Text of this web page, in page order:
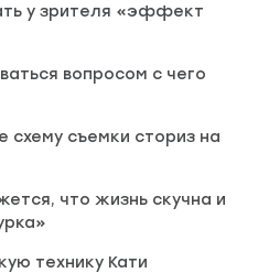
у зрителя «эффект
вопросом с чего
схему съемки сториз на
что жизнь скучна и
технику Кати